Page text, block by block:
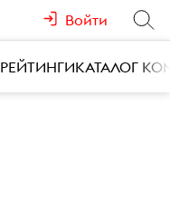
Войти
РЕЙТИНГИКАТАЛОГ